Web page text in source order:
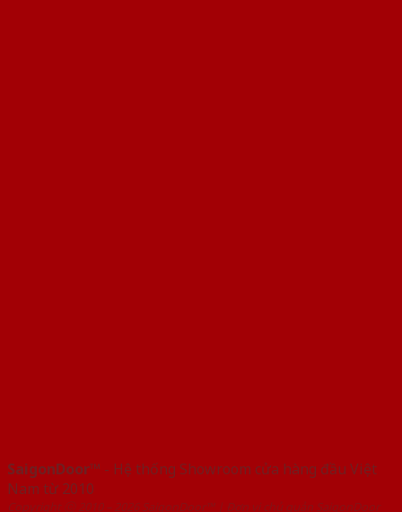
SaigonDoor™ - Hệ thống Showroom cửa hàng đầu Việt
Nam từ 2010
Copyright ⓒ 2010 – 2026 SaigonDoor™ | Đơn vị chủ quản SaigonDoor